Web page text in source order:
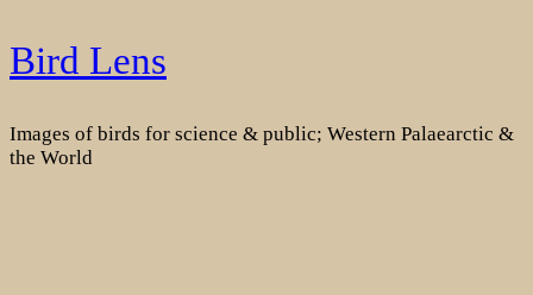
Skip
to
Bird Lens
Images of birds for science & public; Western Palaearctic &
the World